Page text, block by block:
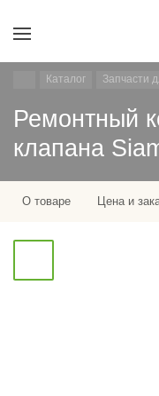
Каталог Запчасти
Ремонтный
клапана
О товаре Цена и